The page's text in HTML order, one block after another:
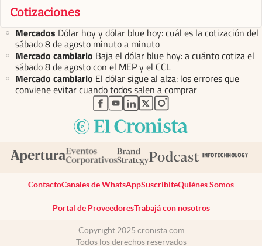
Cotizaciones
Mercados Dólar hoy y dólar blue hoy: cuál es la cotización del
sábado 8 de agosto minuto a minuto
Mercado cambiario Baja el dólar blue hoy: a cuánto cotiza el
sábado 8 de agosto con el MEP y el CCL
Mercado cambiario El dólar sigue al alza: los errores que
conviene evitar cuando todos salen a comprar
abre en nueva pestaña
abre en nueva pestaña
abre en nueva pestaña
abre en nueva pestaña
abre en nueva pestaña
ContactoCanales de WhatsAppSuscribiteQuiénes Somos
Portal de ProveedoresTrabajá con nosotros
Copyright 2025 cronista.com
Todos los derechos reservados